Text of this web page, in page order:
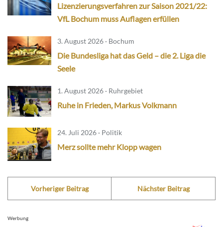
Lizenzierungsverfahren zur Saison 2021/22:
VfL Bochum muss Auflagen erfüllen
3. August 2026 · Bochum
Die Bundesliga hat das Geld – die 2. Liga die
Seele
1. August 2026 · Ruhrgebiet
Ruhe in Frieden, Markus Volkmann
24. Juli 2026 · Politik
Merz sollte mehr Klopp wagen
Vorheriger Beitrag Nächster Beitrag
Werbung